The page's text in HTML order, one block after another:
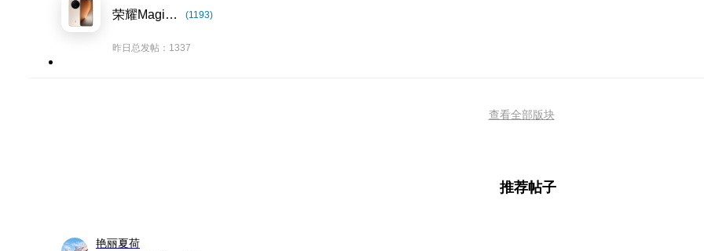
荣耀Magic8系列 (1193)
昨日总发帖：1337
查看全部版块
推荐帖子
艳丽夏荷